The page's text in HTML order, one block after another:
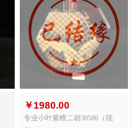
￥1980.00
专业小叶紫檀二胡30586（现